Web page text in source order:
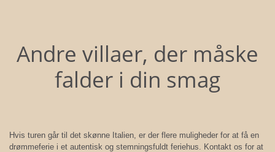
Andre villaer, der måske
falder i din smag
Hvis turen går til det skønne Italien, er der flere muligheder for at få en
drømmeferie i et autentisk og stemningsfuldt feriehus. Kontakt os for at